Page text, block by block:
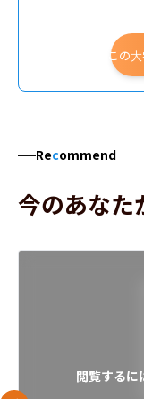
国際コミュ
この
Recommend
今のあなた
閲覧するに